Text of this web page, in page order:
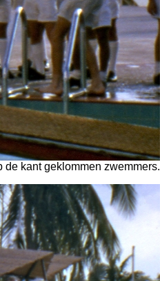
kant geklommen zwemmers.